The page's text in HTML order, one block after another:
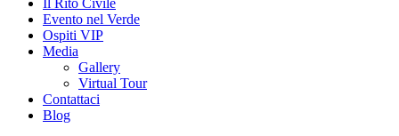
Evento nel Verde
Ospiti VIP
Media
Gallery
Virtual Tour
Contattaci
Blog